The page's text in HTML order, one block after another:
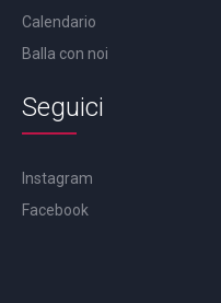
Calendario
Balla con noi
Seguici
Instagram
Facebook